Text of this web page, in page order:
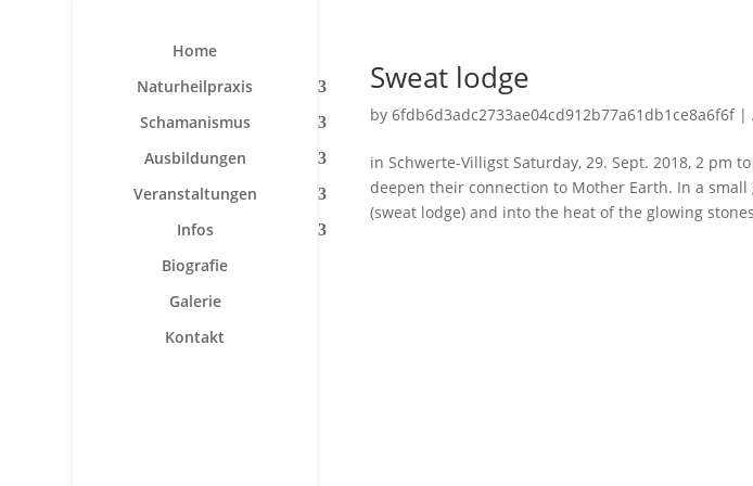
Home
Naturheilpraxis
Schamanismus
Ausbildungen
Veranstaltungen
Infos
Biografie
Galerie
Kontakt
Sweat lodge
by6fdb6d3adc2733ae04cd912b77a61db1ce8a6f6f|
in Schwerte-Villigst Saturday, 29. Sept. 2018, 2 pm
deepen their connection to Mother Earth. In a
(sweat lodge) and into the heat of the glowing